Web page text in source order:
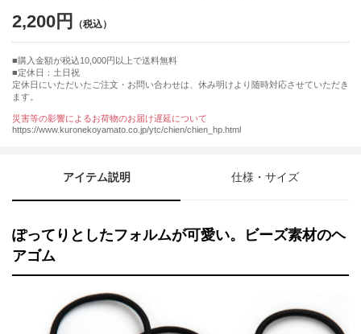
2,200円
購入金額が税込10,000円以上で送料無料
定休日：土日祝
定休日にいただいたご注文・お問い合わせは、休み明けより随時対応させていただき
ます。
災害等の影響によるお荷物のお届け遅延について
https://www.kuronekoyamato.co.jp/ytc/chien/chien_hp.html
アイテム説明 仕様・サイズ
ぽってりとしたフォルムが可愛い。ビーズ素材のヘ
アゴム